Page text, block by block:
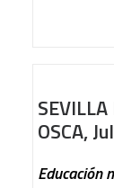
OSCA,
Educación